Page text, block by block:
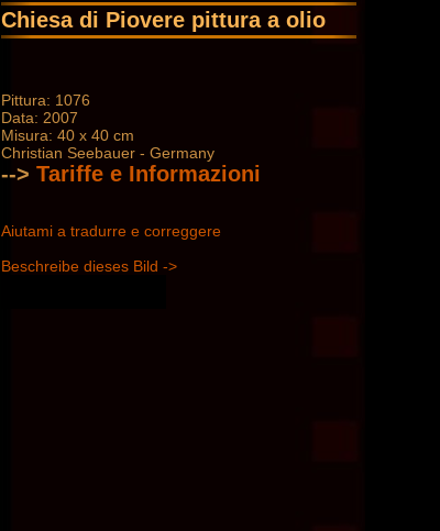
Chiesa di Piovere pittura a olio
Pittura: 1076
Data: 2007
Misura: 40 x 40 cm
Christian Seebauer - Germany
--> Tariffe e Informazioni
Aiutami a tradurre e correggere
Beschreibe dieses Bild ->